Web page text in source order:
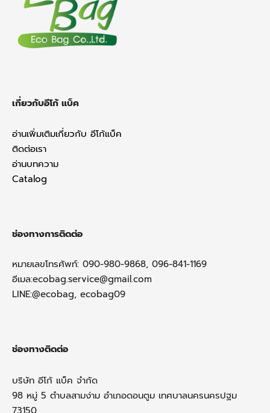
เกี่ยวกับอีโก้ แบ็ค
อ่านเพิ่มเติมเกี่ยวกับ อีโก้แบ็ค
ติดต่อเรา
อ่านบทความ
Catalog
ช่องทางการติดต่อ
หมายเลขโทรศัพท์: 090-980-9868, 096-841-1169
อีเมล:ecobag.service@gmail.com
LINE:@ecobag, ecobag09
ช่องทางติดต่อ
บริษัท อีโก้ แบ็ค จำกัด
98 หมู่ 5 ตำบลสามง่าม อำเภอดอนตูม เทศบาลนครนครปฐม